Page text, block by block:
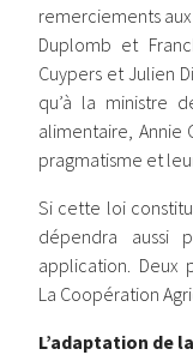
remerciements
Duplomb et
Cuypers et Julien
qu’à la ministre
alimentaire, Annie
pragmatisme et
Si cette loi
dépendra aussi
application. Deux
La Coopération
L’adaptation de